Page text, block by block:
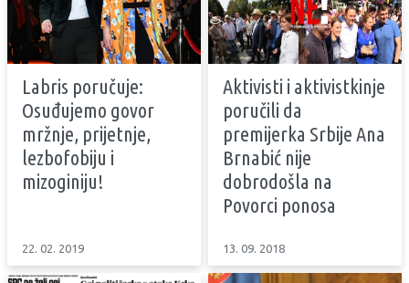
Labris poručuje:
Osuđujemo govor
mržnje, prijetnje,
lezbofobiju i
mizoginiju!
22. 02. 2019
Aktivisti i aktivistkinje
poručili da
premijerka Srbije Ana
Brnabić nije
dobrodošla na
Povorci ponosa
13. 09. 2018